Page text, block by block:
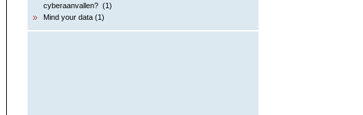
cyberaanvallen? (1)
Mind your data (1)